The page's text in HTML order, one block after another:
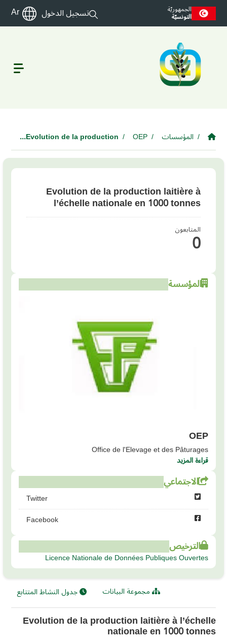
Skip to main
الجمهوريّة
التونسيّة تسجيل الدخول Ar
المؤسسات OEP
Evolution de la production...
Evolution de la production laitière à
l’échelle nationale en 1000 tonnes
المتابعون
0
المؤسسة
OEP
Office de l'Elevage et des Pâturages
قراءة المزيد
الاجتماعي
Twitter
Facebook
الترخيص
Licence Nationale de Données Publiques Ouvertes
مجموعة البيانات جدول النشاط المتتابع
Evolution de la production laitière à l’échelle
nationale en 1000 tonnes